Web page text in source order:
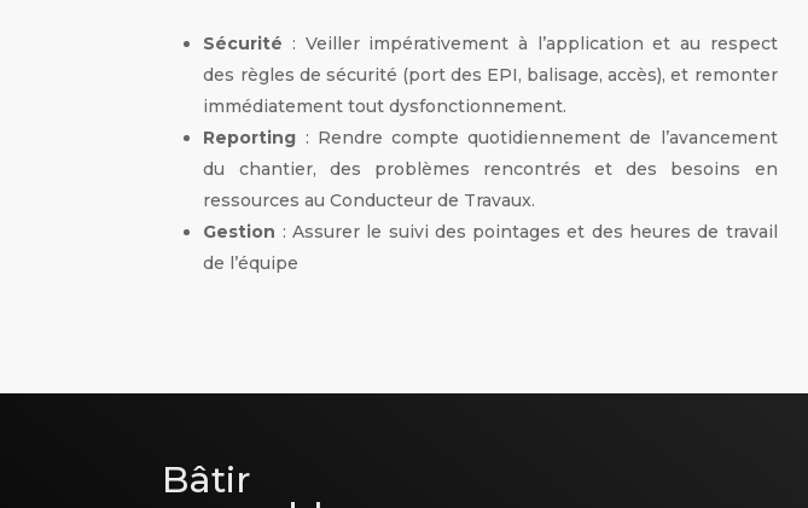
Sécurité : Veiller impérativement à l’application et au respect
des règles de sécurité (port des EPI, balisage, accès), et remonter
immédiatement tout dysfonctionnement.
Reporting : Rendre compte quotidiennement de l’avancement
du chantier, des problèmes rencontrés et des besoins en
ressources au Conducteur de Travaux.
Gestion : Assurer le suivi des pointages et des heures de travail
de l’équipe
Bâtir